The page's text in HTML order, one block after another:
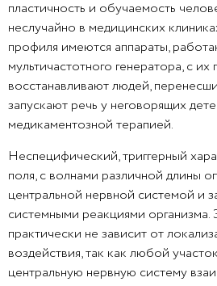
пластичность и обучаемость
неслучайно в медицинских
профиля имеются аппараты,
мультичастотного генератора, с
восстанавливают людей,
запускают речь у неговорящих
медикаментозной терапией.
Неспецифический, триггерный
поля, с волнами различной длины
центральной нервной системой и
системными реакциями организма.
практически не зависит от
воздействия, так как любой
центральную нервную систему